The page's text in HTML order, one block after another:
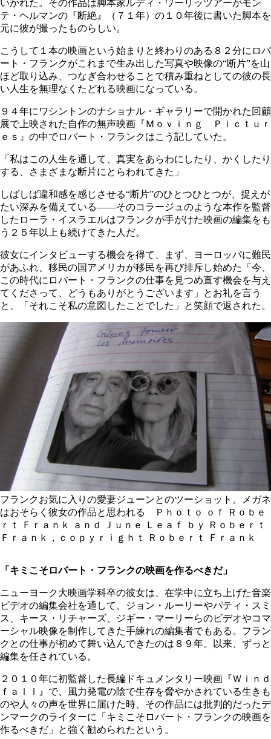
いかれた。その作品は脚本家ルディ・ワーリッツアーがモン
テ・ヘルマンの『断絶』（７１年）の１０年後に書いた脚本を
元に彼が撮ったものらしい。
こうして１本の映画という始まりと終わりのある８２分にロバ
ート・フランクがこれまで生み出した写真や映像の“断片”を山
ほど取り込み、つなぎ合わせることで積み重ねとしての彼の長
い人生を無理なくたどれる映画になっている。
９４年にワシントンのナショナル・ギャラリーで開かれた回顧
展で上映された自作の無声映画『Ｍｏｖｉｎｇ Ｐｉｃｔｕｒ
ｅｓ』の中でロバート・フランクはこう記していた。
「私はこの人生を通して、真実をあらわにしたり、かくしたり
する、さまざまな断片にとらわれてきた」
しばしば違和感を感じさせる“断片”のひとつひとつが、捉えが
たい深みを備えている――そのコラージュのような本作を監督
したローラ・イスラエルはフランクが手がけた映画の編集をも
う２５年以上も続けてきた人だ。
彼女にインタビューする機会を得て、まず、ヨーロッパに難民
があふれ、移民の国アメリカが移民を再び排斥し始めた「今、
この時代にロバート・フランクの仕事を見つめ直す機会を与え
てくださって、どうもありがとうございます」とお礼を言う
と、「それこそ私の意図したことでした」と笑顔で返された。
フランクお気に入りの愛妻ジューンとのツーショット。メガネ
はおそらく彼女の作品と思われる Ｐｈｏｔｏ ｏｆ Ｒｏｂｅ
ｒｔ Ｆｒａｎｋ ａｎｄ Ｊｕｎｅ Ｌｅａｆ ｂｙ Ｒｏｂｅｒｔ
Ｆｒａｎｋ，ｃｏｐｙｒｉｇｈｔ Ｒｏｂｅｒｔ Ｆｒａｎｋ
「キミこそロバート・フランクの映画を作るべきだ」
ニューヨーク大映画学科卒の彼女は、在学中に立ち上げた音楽
ビデオの編集会社を通して、ジョン・ルーリーやパティ・スミ
ス、キース・リチャーズ、ジギー・マーリーらのビデオやコマ
ーシャル映像を制作してきた手練れの編集者でもある。フラン
クとの仕事が初めて舞い込んできたのは８９年。以来、ずっと
編集を任されている。
２０１０年に初監督した長編ドキュメンタリー映画『Ｗｉｎｄ
ｆａｌｌ』で、風力発電の陰で生存を脅やかされている生きも
のや人々の声を世界に届けた時、その作品には批判的だったデ
ンマークのライターに「キミこそロバート・フランクの映画を
作るべきだ」と強く勧められたという。